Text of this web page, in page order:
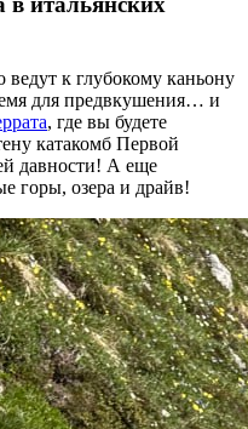
ведут к глубокому каньону
для предвкушения… и
, где вы будете
катакомб Первой
давности! А еще
горы, озера и драйв!